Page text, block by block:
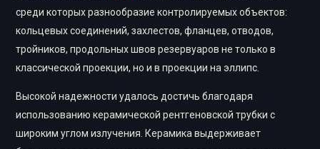
среди которых разнообразие контролируемых объектов:
кольцевых соединений, захлестов, фланцев, отводов,
тройников, продольных швов резервуаров не только в
классической проекции, но и в проекции на эллипс.
Высокой надежности удалось достичь благодаря
использованию керамической рентгеновской трубки с
широким углом излучения. Керамика выдерживает